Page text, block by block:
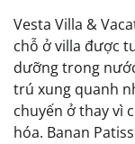
Vesta Villa &
chỗ ở villa được
dưỡng trong
trú xung quanh
chuyến ở thay vì
hóa. Banan